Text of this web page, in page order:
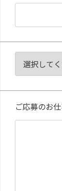
ご応募のお